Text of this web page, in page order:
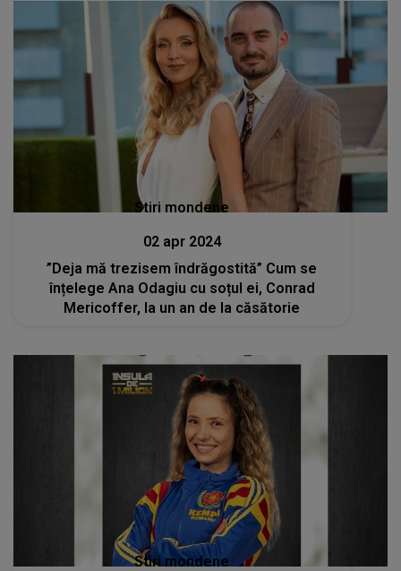
Stiri mondene
02 apr 2024
”Deja mă trezisem îndrăgostită” Cum se
înțelege Ana Odagiu cu soțul ei, Conrad
Mericoffer, la un an de la căsătorie
Stiri mondene